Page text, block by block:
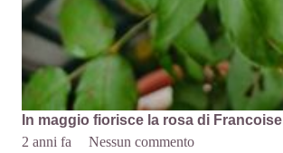
In maggio fiorisce la rosa di Francoise
2 anni fa
Nessun commento